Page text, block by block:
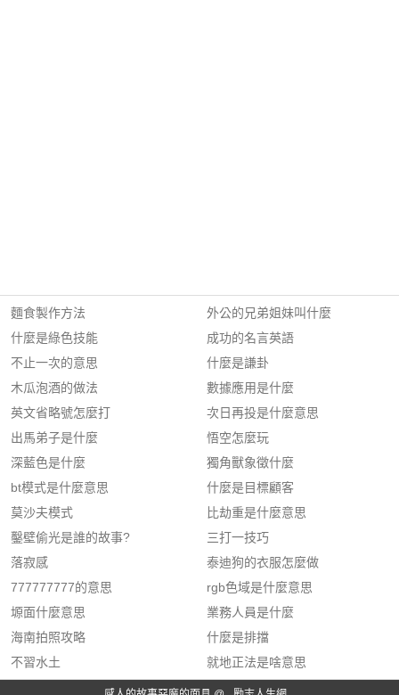
麵食製作方法
什麼是綠色技能
不止一次的意思
木瓜泡酒的做法
英文省略號怎麼打
出馬弟子是什麼
深藍色是什麼
bt模式是什麼意思
莫沙夫模式
鑿壁偷光是誰的故事?
落寂感
777777777的意思
塬面什麼意思
海南拍照攻略
不習水土
外公的兄弟姐妹叫什麼
成功的名言英語
什麼是謙卦
數據應用是什麼
次日再投是什麼意思
悟空怎麼玩
獨角獸象徵什麼
什麼是目標顧客
比劫重是什麼意思
三打一技巧
泰迪狗的衣服怎麼做
rgb色域是什麼意思
業務人員是什麼
什麼是排擋
就地正法是啥意思